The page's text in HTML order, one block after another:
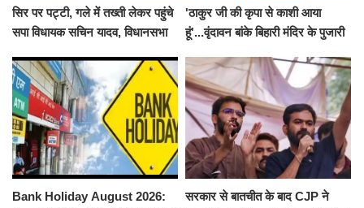
सिर पर पट्टी, गले में तख्ती लेकर पहुंचे
सपा विधायक सचिन यादव, विधानसभा
निलंबित
'ठाकुर जी की कृपा से काशी आया
हूं'...वृंदावन बांके बिहारी मंदिर के पुजारी
जलाभिषेक
Bank Holiday August 2026:
सरकार से बातचीत के बाद CJP ने